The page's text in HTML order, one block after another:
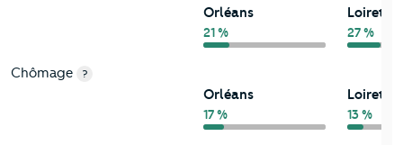
Orléans
21 %
Loiret
27 %
Chômage ?
Orléans
17 %
Loiret
13 %